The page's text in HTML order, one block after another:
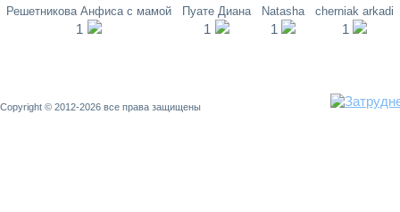
Решетникова Анфиса с мамой
1
Пуате Диана
1
Natasha
1
cherniak arkadi
1
Copyright © 2012-2026 все права защищены